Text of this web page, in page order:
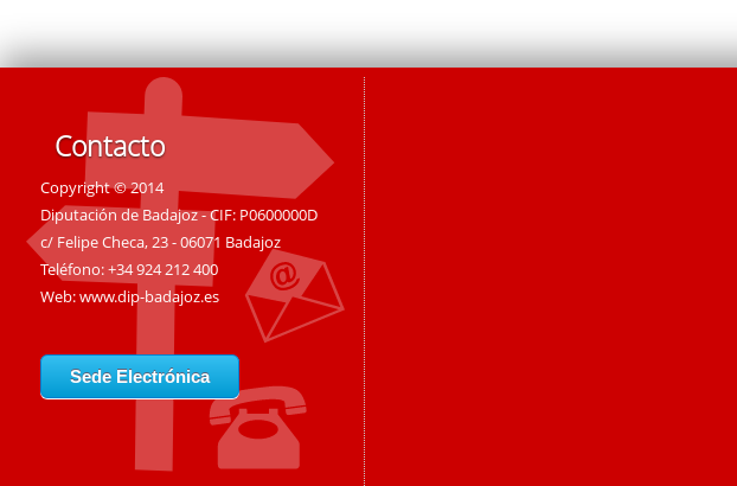
Contacto
Copyright © 2014
Diputación de Badajoz - CIF: P0600000D
c/ Felipe Checa, 23 - 06071 Badajoz
Teléfono: +34 924 212 400
Web:www.dip-badajoz.es
Sede Electrónica